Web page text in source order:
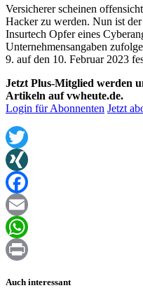
Versicherer scheinen
Hacker zu werden. Nun ist
Insurtech Opfer eines
Unternehmensangaben
9. auf den 10. Februar 2023
Jetzt Plus-Mitglied werden
Artikeln auf vwheute.de.
Login für Abonnenten Jetzt
Twitter
XING
Facebook
Email
WhatsApp
Auch interessant